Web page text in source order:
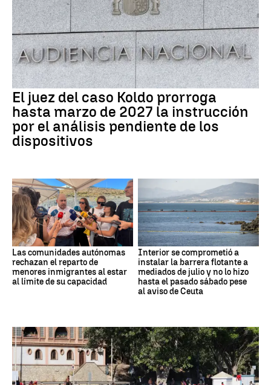
El juez del caso Koldo prorroga
hasta marzo de 2027 la instrucción
por el análisis pendiente de los
dispositivos
Las comunidades autónomas
rechazan el reparto de
menores inmigrantes al estar
al límite de su capacidad
Interior se comprometió a
instalar la barrera flotante a
mediados de julio y no lo hizo
hasta el pasado sábado pese
al aviso de Ceuta